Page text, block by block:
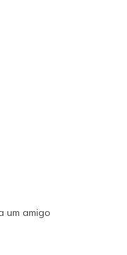
um amigo